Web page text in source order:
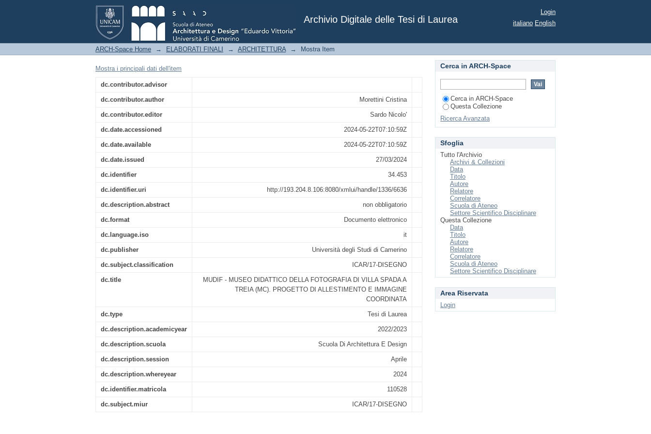
Archivio Digitale delle Tesi di Laurea
MUDIF - MUSEO DIDATTICO DELLA FOTOGRAFIA DI VILLA SPADA A TREIA (MC).
PROGETTO DI ALLESTIMENTO E IMMAGINE COORDINATA
Login
italiano English
ARCH-Space Home → ELABORATI FINALI → ARCHITETTURA → Mostra Item
Mostra i principali dati dell'item
dc.contributor.advisor
dc.contributor.author Morettini Cristina
dc.contributor.editor Sardo Nicolo'
dc.date.accessioned 2024-05-22T07:10:59Z
dc.date.available 2024-05-22T07:10:59Z
dc.date.issued 27/03/2024
dc.identifier 34.453
dc.identifier.uri http://193.204.8.106:8080/xmlui/handle/1336/6636
dc.description.abstract non obbligatorio
dc.format Documento elettronico
dc.language.iso it
dc.publisher Università degli Studi di Camerino
dc.subject.classification ICAR/17-DISEGNO
dc.title
MUDIF - MUSEO DIDATTICO DELLA FOTOGRAFIA DI VILLA SPADA A
TREIA (MC). PROGETTO DI ALLESTIMENTO E IMMAGINE
COORDINATA
dc.type Tesi di Laurea
dc.description.academicyear 2022/2023
dc.description.scuola Scuola Di Architettura E Design
dc.description.session Aprile
dc.description.whereyear 2024
dc.identifier.matricola 110528
dc.subject.miur ICAR/17-DISEGNO
Cerca in ARCH-Space
Cerca in ARCH-Space
Questa Collezione
Ricerca Avanzata
Sfoglia
Tutto l'Archivio
Archivi & Collezioni
Data
Titolo
Autore
Relatore
Correlatore
Scuola di Ateneo
Settore Scientifico Disciplinare
Questa Collezione
Data
Titolo
Autore
Relatore
Correlatore
Scuola di Ateneo
Settore Scientifico Disciplinare
Area Riservata
Login